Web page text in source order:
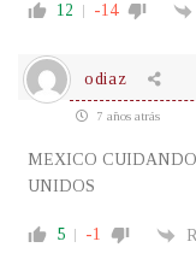
12 -14
odiaz
7 años atrás
MEXICO
UNIDOS
5 -1